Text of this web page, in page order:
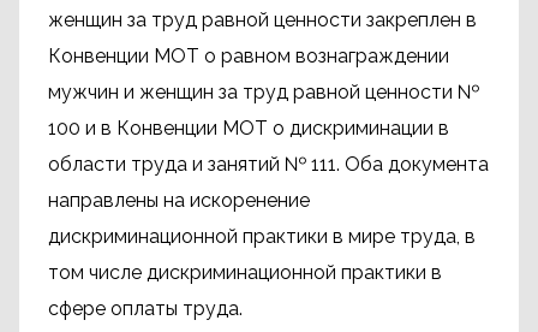
женщин за труд равной ценности закреплен в
Конвенции МОТ о равном вознаграждении
мужчин и женщин за труд равной ценности №
100 и в Конвенции МОТ о дискриминации в
области труда и занятий № 111. Оба документа
направлены на искоренение
дискриминационной практики в мире труда, в
том числе дискриминационной практики в
сфере оплаты труда.